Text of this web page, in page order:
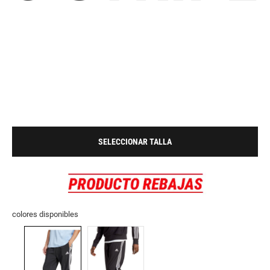
SELECCIONAR TALLA
colores disponibles